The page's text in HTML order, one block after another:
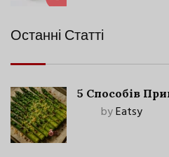
Останні Статті
5 Способів
byEatsy